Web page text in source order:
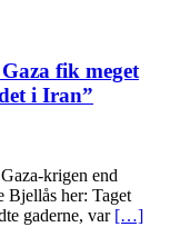
fik meget
i Iran”
krigen end
Bjellås her: Taget
gaderne, var […]